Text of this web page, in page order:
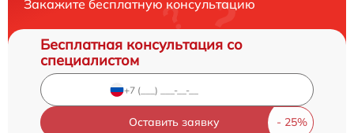
Закажите бесплатную консультацию
Бесплатная консультация со
специалистом
Оставить заявку